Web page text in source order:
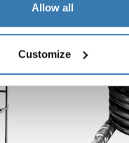
Allow all
Customize